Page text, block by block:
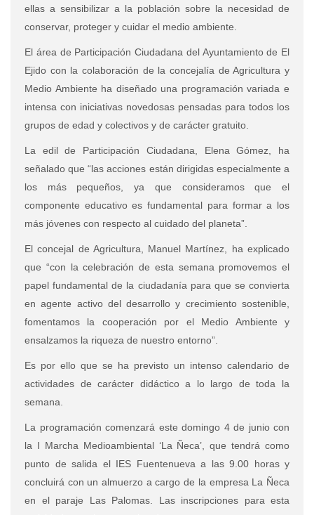
ellas a sensibilizar a la población sobre la necesidad de
conservar, proteger y cuidar el medio ambiente.
El área de Participación Ciudadana del Ayuntamiento de El
Ejido con la colaboración de la concejalía de Agricultura y
Medio Ambiente ha diseñado una programación variada e
intensa con iniciativas novedosas pensadas para todos los
grupos de edad y colectivos y de carácter gratuito.
La edil de Participación Ciudadana, Elena Gómez, ha
señalado que “las acciones están dirigidas especialmente a
los más pequeños, ya que consideramos que el
componente educativo es fundamental para formar a los
más jóvenes con respecto al cuidado del planeta”.
El concejal de Agricultura, Manuel Martínez, ha explicado
que “con la celebración de esta semana promovemos el
papel fundamental de la ciudadanía para que se convierta
en agente activo del desarrollo y crecimiento sostenible,
fomentamos la cooperación por el Medio Ambiente y
ensalzamos la riqueza de nuestro entorno”.
Es por ello que se ha previsto un intenso calendario de
actividades de carácter didáctico a lo largo de toda la
semana.
La programación comenzará este domingo 4 de junio con
la I Marcha Medioambiental ‘La Ñeca’, que tendrá como
punto de salida el IES Fuentenueva a las 9.00 horas y
concluirá con un almuerzo a cargo de la empresa La Ñeca
en el paraje Las Palomas. Las inscripciones para esta